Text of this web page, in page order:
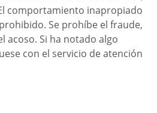
comportamiento inapropiado
Se prohíbe el fraude,
acoso. Si ha notado algo
con el servicio de atención